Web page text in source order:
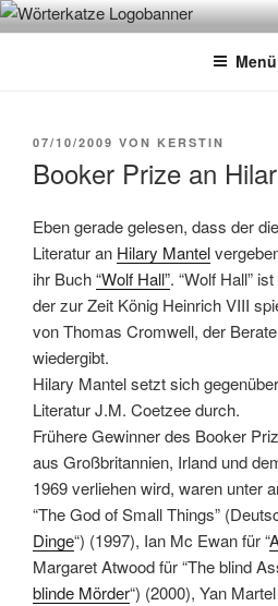
Zum
InhaltWÖRTERKATZE
Von Büchern erzählen
Menü
VERÖFFENTLICHT
07/10/2009 VON KERSTIN
Booker Prize an
Eben gerade gelesen, dass der
Literatur an Hilary Mantel
ihr Buch“Wolf Hall”. “Wolf Hall”
der zur Zeit König Heinrich VIII
von Thomas Cromwell, der
wiedergibt.
Hilary Mantel setzt sich
Literatur J.M. Coetzee durch.
Frühere Gewinner des Booker
aus Großbritannien, Irland und
1969 verliehen wird, waren unter
“The God of Small Things”
Dinge“) (1997), Ian Mc Ewan für “
Margaret Atwood für “The blind
blinde Mörder“) (2000), Yan